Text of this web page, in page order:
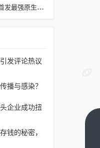
一加15首发最强原生165超高帧游戏：阵容前所未有
发评论热议
播与感染？
企业成功扭
钱的秘密，